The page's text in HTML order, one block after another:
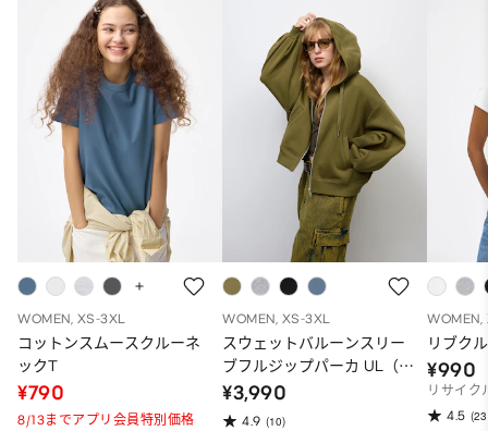
WOMEN, XS-3XL
コットンスムースクルーネ
ックT
¥790
8/13までアプリ会員特別価格
WOMEN, XS-3XL
スウェットバルーンスリー
ブフルジップパーカ UL（ス
ーパーオーバーサイズフィ
ット）
¥3,990
4.9 (10)
WOMEN,
リブク
¥990
リサイク
4.5